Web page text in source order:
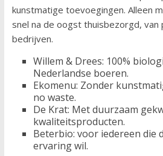
kunstmatige toevoegingen. Alleen
snel na de oogst thuisbezorgd, van
bedrijven.
Willem & Drees: 100%
Nederlandse boeren.
Ekomenu: Zonder
no waste.
De Krat: Met duurzaam
kwaliteitsproducten.
Beterbio: voor iedereen die
ervaring wil.